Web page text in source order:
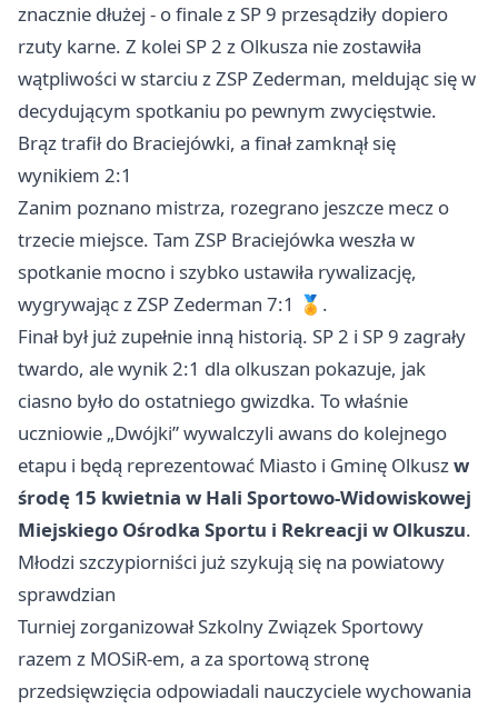
znacznie dłużej - o finale z SP 9 przesądziły dopiero
rzuty karne. Z kolei SP 2 z Olkusza nie zostawiła
wątpliwości w starciu z ZSP Zederman, meldując się w
decydującym spotkaniu po pewnym zwycięstwie.
Brąz trafił do Braciejówki, a finał zamknął się
wynikiem 2:1
Zanim poznano mistrza, rozegrano jeszcze mecz o
trzecie miejsce. Tam ZSP Braciejówka weszła w
spotkanie mocno i szybko ustawiła rywalizację,
wygrywając z ZSP Zederman 7:1 🏅.
Finał był już zupełnie inną historią. SP 2 i SP 9 zagrały
twardo, ale wynik 2:1 dla olkuszan pokazuje, jak
ciasno było do ostatniego gwizdka. To właśnie
uczniowie „Dwójki” wywalczyli awans do kolejnego
etapu i będą reprezentować Miasto i Gminę Olkuszw
środę 15 kwietnia w Hali Sportowo-Widowiskowej
Miejskiego Ośrodka Sportu i Rekreacji w Olkuszu.
Młodzi szczypiorniści już szykują się na powiatowy
sprawdzian
Turniej zorganizował Szkolny Związek Sportowy
razem z MOSiR-em, a za sportową stronę
przedsięwzięcia odpowiadali nauczyciele wychowania